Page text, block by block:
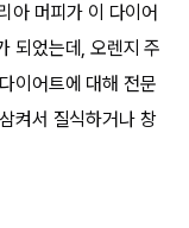
아 머피가 이 다이어
되었는데, 오렌지 주
이어트에 대해 전문
켜서 질식하거나 창